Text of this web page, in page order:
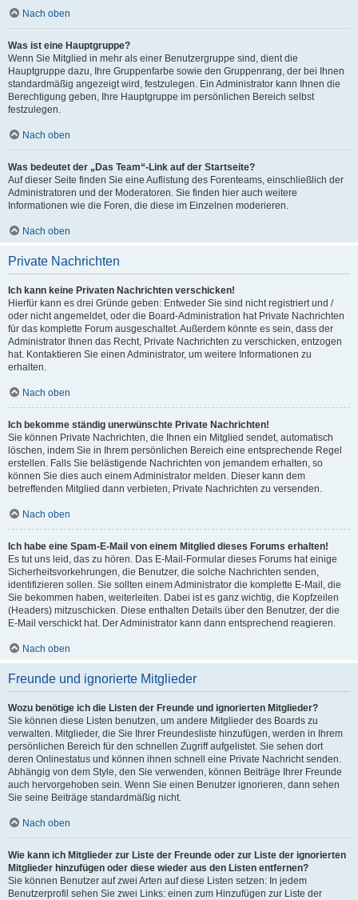
Nach oben
Was ist eine Hauptgruppe?
Wenn Sie Mitglied in mehr als einer Benutzergruppe sind, dient die
Hauptgruppe dazu, Ihre Gruppenfarbe sowie den Gruppenrang, der bei Ihnen
standardmäßig angezeigt wird, festzulegen. Ein Administrator kann Ihnen die
Berechtigung geben, Ihre Hauptgruppe im persönlichen Bereich selbst
festzulegen.
Nach oben
Was bedeutet der „Das Team“-Link auf der Startseite?
Auf dieser Seite finden Sie eine Auflistung des Forenteams, einschließlich der
Administratoren und der Moderatoren. Sie finden hier auch weitere
Informationen wie die Foren, die diese im Einzelnen moderieren.
Nach oben
Private Nachrichten
Ich kann keine Privaten Nachrichten verschicken!
Hierfür kann es drei Gründe geben: Entweder Sie sind nicht registriert und /
oder nicht angemeldet, oder die Board-Administration hat Private Nachrichten
für das komplette Forum ausgeschaltet. Außerdem könnte es sein, dass der
Administrator Ihnen das Recht, Private Nachrichten zu verschicken, entzogen
hat. Kontaktieren Sie einen Administrator, um weitere Informationen zu
erhalten.
Nach oben
Ich bekomme ständig unerwünschte Private Nachrichten!
Sie können Private Nachrichten, die Ihnen ein Mitglied sendet, automatisch
löschen, indem Sie in Ihrem persönlichen Bereich eine entsprechende Regel
erstellen. Falls Sie belästigende Nachrichten von jemandem erhalten, so
können Sie dies auch einem Administrator melden. Dieser kann dem
betreffenden Mitglied dann verbieten, Private Nachrichten zu versenden.
Nach oben
Ich habe eine Spam-E-Mail von einem Mitglied dieses Forums erhalten!
Es tut uns leid, das zu hören. Das E-Mail-Formular dieses Forums hat einige
Sicherheitsvorkehrungen, die Benutzer, die solche Nachrichten senden,
identifizieren sollen. Sie sollten einem Administrator die komplette E-Mail, die
Sie bekommen haben, weiterleiten. Dabei ist es ganz wichtig, die Kopfzeilen
(Headers) mitzuschicken. Diese enthalten Details über den Benutzer, der die
E-Mail verschickt hat. Der Administrator kann dann entsprechend reagieren.
Nach oben
Freunde und ignorierte Mitglieder
Wozu benötige ich die Listen der Freunde und ignorierten Mitglieder?
Sie können diese Listen benutzen, um andere Mitglieder des Boards zu
verwalten. Mitglieder, die Sie Ihrer Freundesliste hinzufügen, werden in Ihrem
persönlichen Bereich für den schnellen Zugriff aufgelistet. Sie sehen dort
deren Onlinestatus und können ihnen schnell eine Private Nachricht senden.
Abhängig von dem Style, den Sie verwenden, können Beiträge Ihrer Freunde
auch hervorgehoben sein. Wenn Sie einen Benutzer ignorieren, dann sehen
Sie seine Beiträge standardmäßig nicht.
Nach oben
Wie kann ich Mitglieder zur Liste der Freunde oder zur Liste der ignorierten
Mitglieder hinzufügen oder diese wieder aus den Listen entfernen?
Sie können Benutzer auf zwei Arten auf diese Listen setzen: In jedem
Benutzerprofil sehen Sie zwei Links: einen zum Hinzufügen zur Liste der